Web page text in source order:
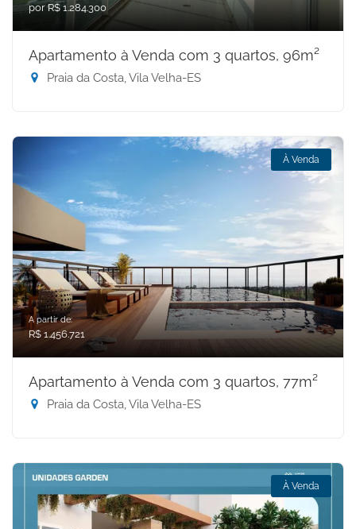
por R$ 1.284.300
Apartamento à Venda com 3 quartos, 96m²
Praia da Costa, Vila Velha-ES
À Venda
A partir de:
R$ 1.456.721
Apartamento à Venda com 3 quartos, 77m²
Praia da Costa, Vila Velha-ES
À Venda